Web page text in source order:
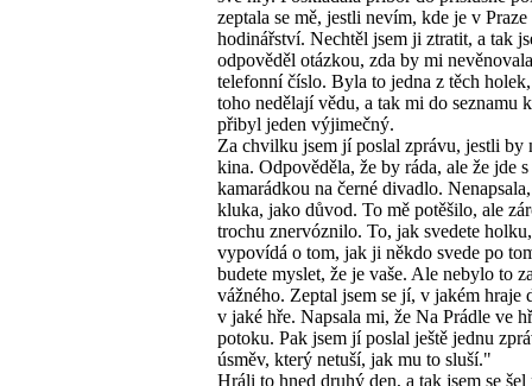
zeptala se mě, jestli nevím, kde je v Praze
hodinářství. Nechtěl jsem ji ztratit, a tak
odpověděl otázkou, zda by mi
telefonní číslo. Byla to jedna z těch
toho nedělají vědu, a tak mi do seznamu
přibyl jeden výjimečný.
Za chvilku jsem jí poslal zprávu, jestli by
kina. Odpověděla, že by ráda, ale že jde s
kamarádkou na černé divadlo.
kluka, jako důvod. To mě potěšilo, ale
trochu znervóznilo. To, jak svedete
vypovídá o tom, jak ji někdo svede po
budete myslet, že je vaše. Ale nebylo to
vážného. Zeptal jsem se jí, v jakém hraje
v jaké hře. Napsala mi, že Na Prádle ve
potoku. Pak jsem jí poslal ještě jednu
úsměv, který netuší, jak mu to sluší."
Hráli to hned druhý den, a tak jsem se